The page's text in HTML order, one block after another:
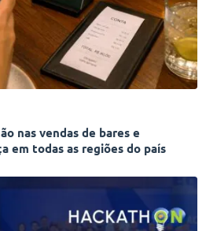
nas vendas de bares e
em todas as regiões do país